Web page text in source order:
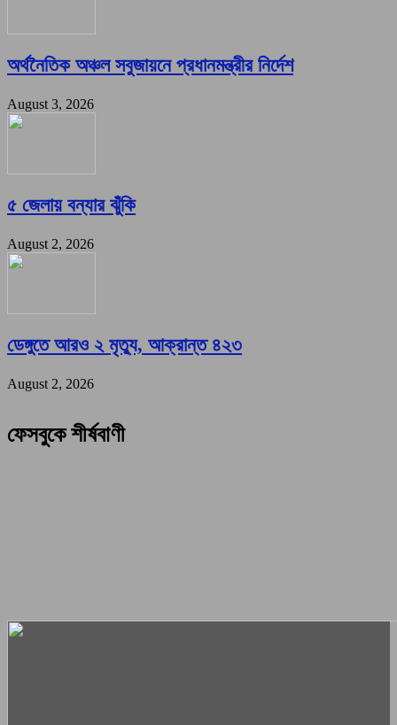
অর্থনৈতিক অঞ্চল সবুজায়নে প্রধানমন্ত্রীর নির্দেশ
August 3, 2026
৫ জেলায় বন্যার ঝুঁকি
August 2, 2026
ডেঙ্গুতে আরও ২ মৃত্যু, আক্রান্ত ৪২৩
August 2, 2026
ফেসবুকে শীর্ষবাণী